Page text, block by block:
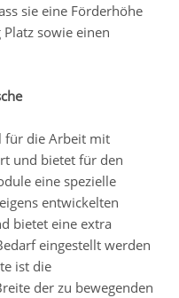
sie eine Förderhöhe
sowie einen
für die Arbeit mit
und bietet für den
eine spezielle
entwickelten
bietet eine extra
eingestellt werden
ist die
der zu bewegenden